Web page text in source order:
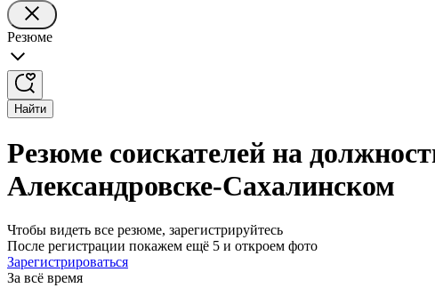
Резюме
Найти
Резюме соискателей на
Александровске-Сахалинском
Чтобы видеть все резюме, зарегистрируйтесь
После регистрации покажем ещё 5 и откроем фото
Зарегистрироваться
За всё время